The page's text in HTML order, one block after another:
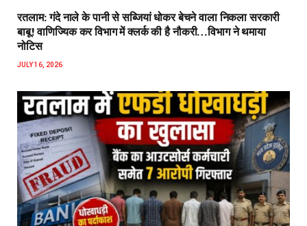
रतलाम: गंदे नाले के पानी से सब्जियां धोकर बेचने वाला निकला सरकारी
बाबू! वाणिज्यिक कर विभाग में क्लर्क की है नौकरी…विभाग ने थमाया
नोटिस
JULY 16, 2026